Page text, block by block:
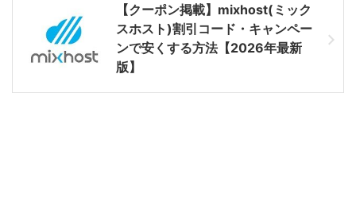
【クーポン掲載】mixhost(ミック
スホスト)割引コード・キャンペー
ンで安くする方法【2026年最新
版】